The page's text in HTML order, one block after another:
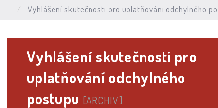
Vyhlášení skutečnosti pro uplatňování odchylného
Vyhlášení skutečnosti pro
uplatňování odchylného
postupu [ARCHIV]